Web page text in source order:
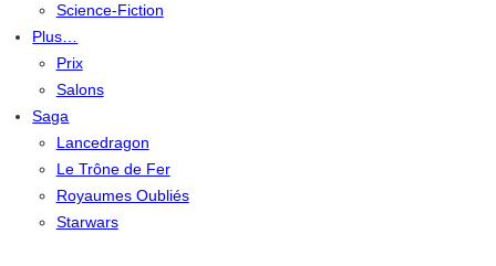
Science-Fiction
Plus…
Prix
Salons
Saga
Lancedragon
Le Trône de Fer
Royaumes Oubliés
Starwars